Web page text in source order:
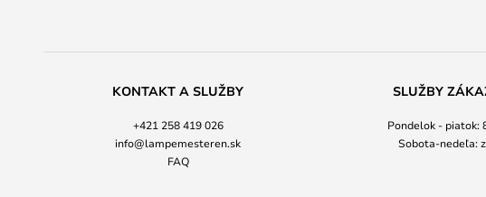
KONTAKT A SLUŽBY
+421 258 419 026
info@lampemesteren.sk
FAQ
SLUŽBY
Pondelok - piatok:
Sobota-nedeľa: